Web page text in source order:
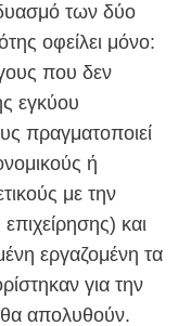
των δύο
οφείλει μόνο:
που δεν
εγκύου
πραγματοποιεί
ή
με την
και
εργαζομένη τα
για την
απολυθούν.